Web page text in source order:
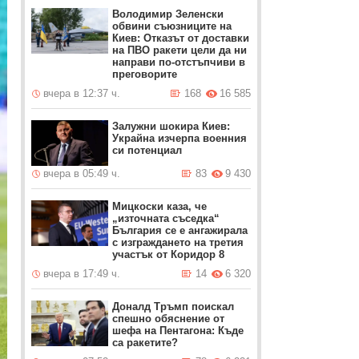
Володимир Зеленски
обвини съюзниците на
Киев: Отказът от доставки
на ПВО ракети цели да ни
направи по-отстъпчиви в
преговорите
вчера в 12:37 ч.
16 585
168
Залужни шокира Киев:
Украйна изчерпа военния
си потенциал
вчера в 05:49 ч.
9 430
83
Мицкоски каза, че
„източната съседка“
България се е ангажирала
с изграждането на третия
участък от Коридор 8
вчера в 17:49 ч.
6 320
14
Доналд Тръмп поискал
спешно обяснение от
шефа на Пентагона: Къде
са ракетите?